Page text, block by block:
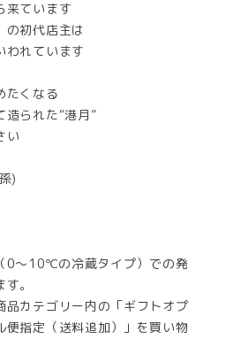
来ています
の初代店主は
われています
たくなる
造られた“港月”
い
)
0〜10℃の冷蔵タイプ）での発
。
品カテゴリー内の「ギフトオプ
便指定（送料追加）」を買い物